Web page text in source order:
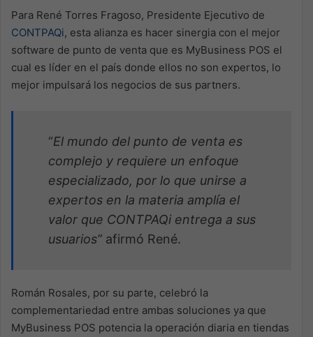
Para René Torres Fragoso, Presidente Ejecutivo de
CONTPAQi, esta alianza es hacer sinergia con el mejor
software de punto de venta que es MyBusiness POS el
cual es líder en el país donde ellos no son expertos, lo
mejor impulsará los negocios de sus partners.
“El mundo del punto de venta es
complejo y requiere un enfoque
especializado, por lo que unirse a
expertos en la materia amplía el
valor que CONTPAQi entrega a sus
usuarios” afirmó René.
Román Rosales, por su parte, celebró la
complementariedad entre ambas soluciones ya que
MyBusiness POS potencia la operación diaria en tiendas